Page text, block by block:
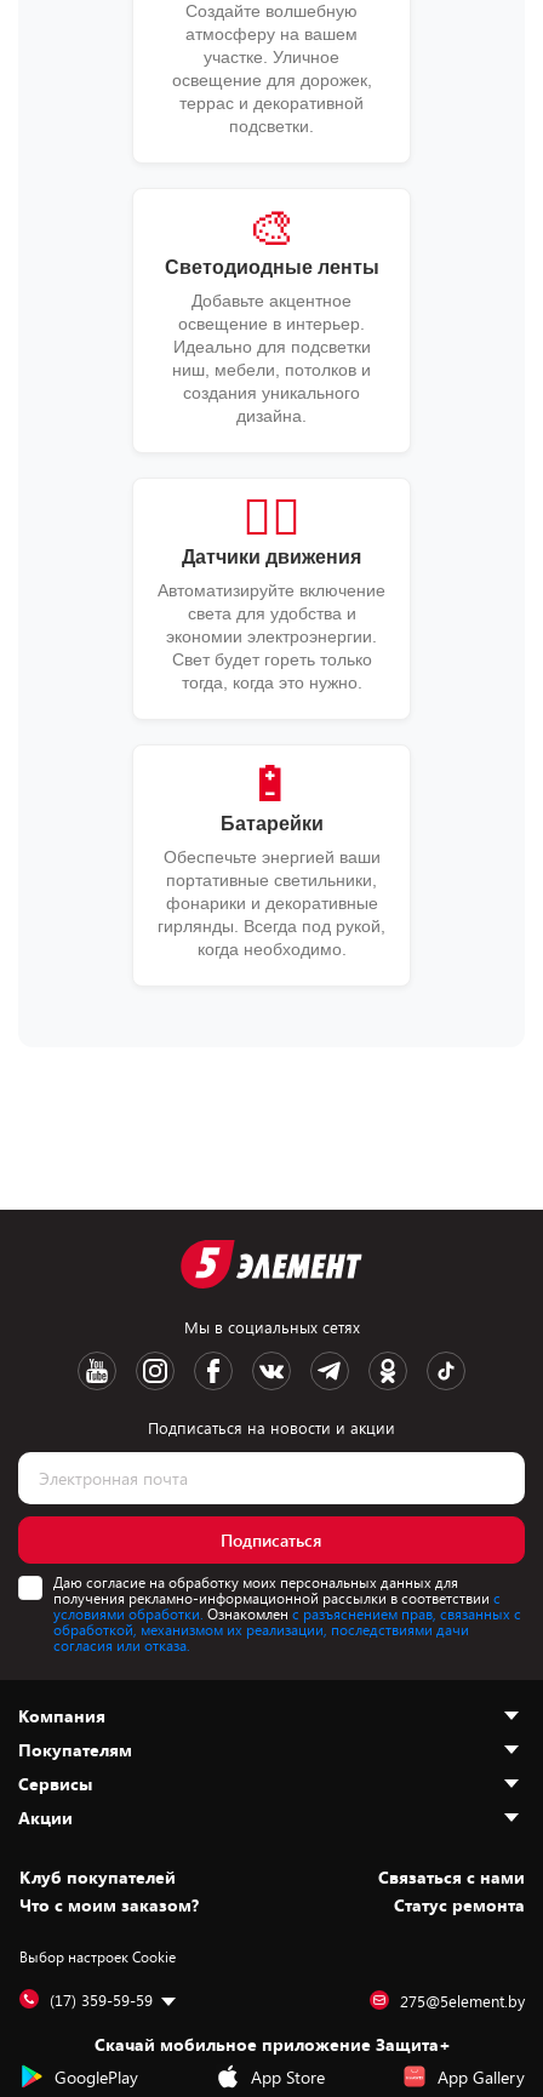
Создайте волшебную
атмосферу на вашем
участке. Уличное
освещение для дорожек,
террас и декоративной
подсветки.
🎨
Светодиодные ленты
Добавьте акцентное
освещение в интерьер.
Идеально для подсветки
ниш, мебели, потолков и
создания уникального
дизайна.
🚶‍♂️
Датчики движения
Автоматизируйте включение
света для удобства и
экономии электроэнергии.
Свет будет гореть только
тогда, когда это нужно.
🔋
Батарейки
Обеспечьте энергией ваши
портативные светильники,
фонарики и декоративные
гирлянды. Всегда под рукой,
когда необходимо.
Мы в социальных сетях
Подписаться на новости и акции
Подписаться
Даю согласие на обработку моих персональных данных для
получения рекламно-информационной рассылки в соответствии с
условиями обработки. Ознакомлен с разъяснением прав, связанных с
обработкой, механизмом их реализации, последствиями дачи
согласия или отказа.
Компания
О нас
Адреса магазинов
Новости
Статьи и обзоры
Вакансии
Дай пять добру!
Покупателям
Как сделать заказ
Оплата и доставка
Безналичный расчёт
Обмен и возврат товара
Обработка персональных данных
Подарочные карты
Сервисы
Установка техники
Для игровых консолей
Для мобильных устройств
Для компьютеров
Сервисные центры
Акции
Скидки и промокоды
Белорусские товары
Бонусы
Оплата частями
Новинки
Клуб покупателей
Cвязаться с нами
Что с моим заказом?
Статус ремонта
Выбор настроек Cookie
(17) 359-59-59 275@5element.by
Скачай мобильное приложение Защита+
GooglePlay
App Store App Gallery